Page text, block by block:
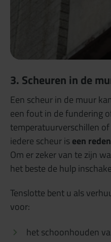
3. Scheuren in de
Een scheur in de muur
een fout in de fundering
temperatuurverschillen
iedere scheur iseen
Om er zeker van te zijn
het beste de hulp
Tenslotte bent u als
voor:
het schoonhouden